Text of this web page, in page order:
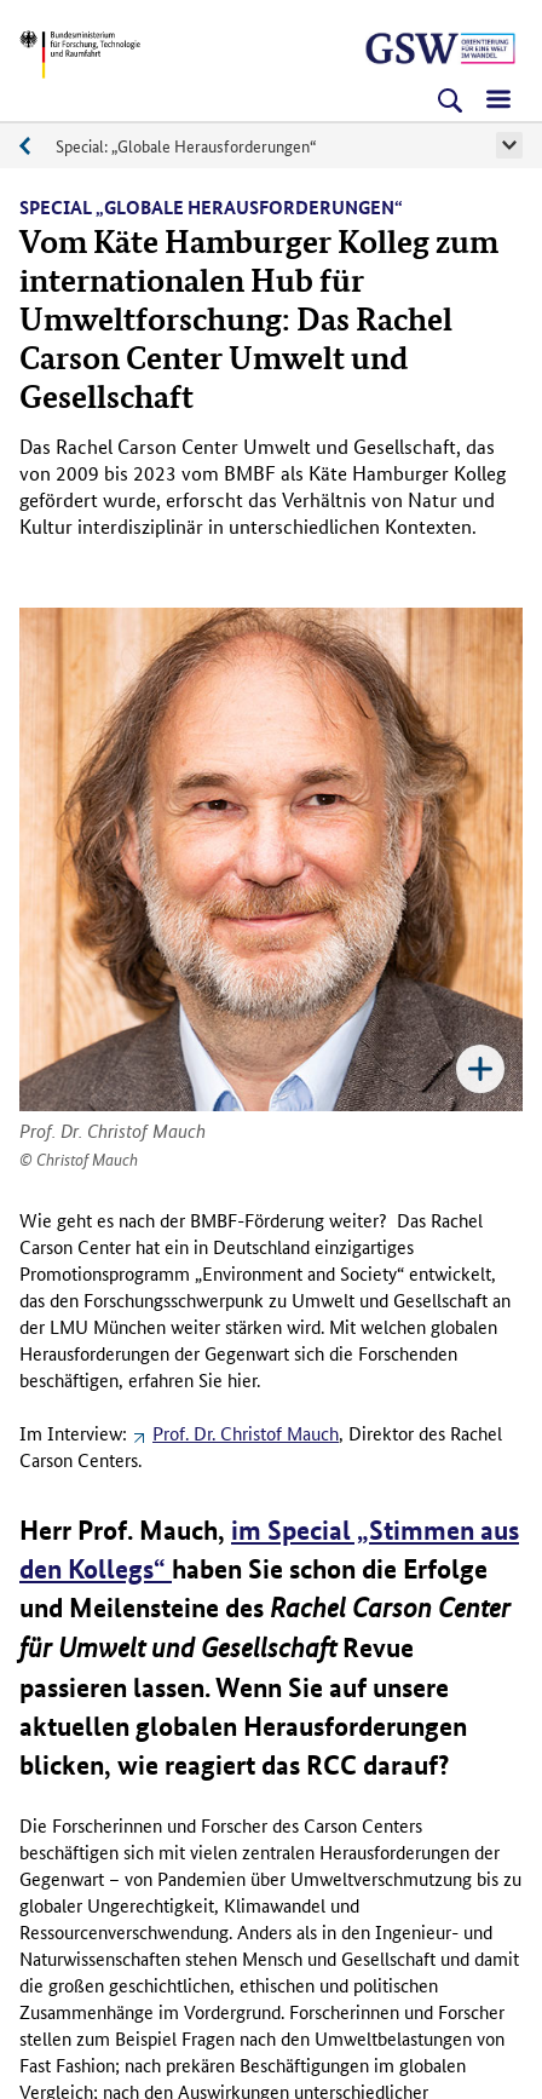
zum
(Eingabetaste)
zum
(Eingabetaste)
zur
(Eingabetaste)
BMFTR
Specials
Special: „Globale Herausforderungen“
SPECIAL „GLOBALE HERAUSFORDERUNGEN“
Vom Käte Hamburger Kolleg zum
internationalen Hub für
Umweltforschung: Das Rachel
Carson Center Umwelt und
Gesellschaft
Das Rachel Carson Center Umwelt und Gesellschaft, das
von 2009 bis 2023 vom BMBF als Käte Hamburger Kolleg
gefördert wurde, erforscht das Verhältnis von Natur und
Kultur interdisziplinär in unterschiedlichen Kontexten.
Prof. Dr. Christof Mauch
Christof Mauch
Wie geht es nach der BMBF-Förderung weiter? Das Rachel
Carson Center hat ein in Deutschland einzigartiges
Promotionsprogramm „Environment and Society“ entwickelt,
das den Forschungsschwerpunk zu Umwelt und Gesellschaft an
der LMU München weiter stärken wird. Mit welchen globalen
Herausforderungen der Gegenwart sich die Forschenden
beschäftigen, erfahren Sie hier.
Im Interview: Prof. Dr. Christof Mauch, Direktor des Rachel
Carson Centers.
Herr Prof. Mauch, im Special „Stimmen aus
den Kollegs“ haben Sie schon die Erfolge
und Meilensteine des Rachel Carson Center
für Umwelt und GesellschaftRevue
passieren lassen. Wenn Sie auf unsere
aktuellen globalen Herausforderungen
blicken, wie reagiert das RCC darauf?
Die Forscherinnen und Forscher des Carson Centers
beschäftigen sich mit vielen zentralen Herausforderungen der
Gegenwart – von Pandemien über Umweltverschmutzung bis zu
globaler Ungerechtigkeit, Klimawandel und
Ressourcenverschwendung. Anders als in den Ingenieur- und
Naturwissenschaften stehen Mensch und Gesellschaft und damit
die großen geschichtlichen, ethischen und politischen
Zusammenhänge im Vordergrund. Forscherinnen und Forscher
stellen zum Beispiel Fragen nach den Umweltbelastungen von
Fast Fashion; nach prekären Beschäftigungen im globalen
Vergleich; nach den Auswirkungen unterschiedlicher